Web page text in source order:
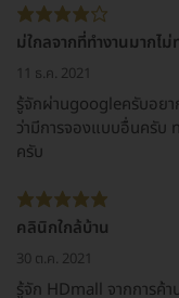
ม่ใกลจากที่ทำงานมากไ
11 ธ.ค. 2021
รู้จักผ่านgoogleครับอยา
ว่ามีการจองแบบอื่นครับ
ครับ
คลินิกใกล้บ้าน
30 ต.ค. 2021
รู้จัก HDmall จากการค้